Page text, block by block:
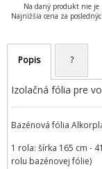
Na daný produkt nie
Najnižšia cena za
Popis ?
Izolačná fólia pre
Bazénová fólia
1 rola: šírka 165 cm -
rolu bazénovej fólie)